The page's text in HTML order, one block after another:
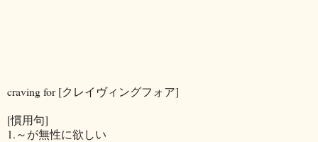
craving for [クレイヴィングフォア]
[慣用句]
1.～が無性に欲しい